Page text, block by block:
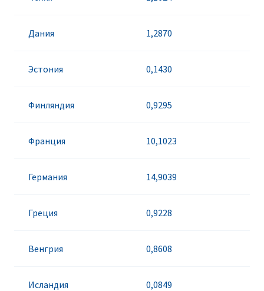
Дания 1,2870
Эстония 0,1430
Финляндия 0,9295
Франция 10,1023
Германия 14,9039
Греция 0,9228
Венгрия 0,8608
Исландия 0,0849